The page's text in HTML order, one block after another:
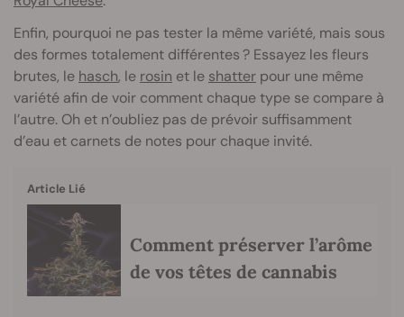
Enfin, pourquoi ne pas tester la même variété, mais sous
des formes totalement différentes ? Essayez les fleurs
brutes, le hasch, le rosin et le shatter pour une même
variété afin de voir comment chaque type se compare à
l’autre. Oh et n’oubliez pas de prévoir suffisamment
d’eau et carnets de notes pour chaque invité.
Article Lié
Comment préserver l’arôme
de vos têtes de cannabis